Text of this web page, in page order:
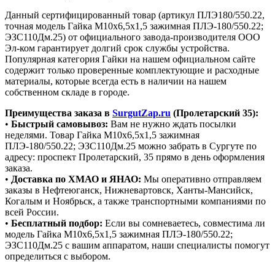
Данный сертифицированный товар (артикул ПЛЭ180/550.22,
точная модель Гайка М10х6,5х1,5 зажимная ПЛЭ-180/550.22;
ЭЗС110Дм.25) от официального завода-производителя ООО
Эл-ком гарантирует долгий срок службы устройства.
Популярная категория Гайки на нашем официальном сайте
содержит только проверенные комплектующие и расходные
материалы, которые всегда есть в наличии на нашем
собственном складе в городе.
Преимущества заказа в SurgutZap.ru (Пролетарский 35):
• Быстрый самовывоз: Вам не нужно ждать посылки
неделями. Товар Гайка М10х6,5х1,5 зажимная
ПЛЭ-180/550.22; ЭЗС110Дм.25 можно забрать в Сургуте по
адресу: проспект Пролетарский, 35 прямо в день оформления
заказа.
• Доставка по ХМАО и ЯНАО: Мы оперативно отправляем
заказы в Нефтеюганск, Нижневартовск, Ханты-Мансийск,
Когалым и Ноябрьск, а также транспортными компаниями по
всей России.
• Бесплатный подбор: Если вы сомневаетесь, совместима ли
модель Гайка М10х6,5х1,5 зажимная ПЛЭ-180/550.22;
ЭЗС110Дм.25 с вашим аппаратом, наши специалисты помогут
определиться с выбором.